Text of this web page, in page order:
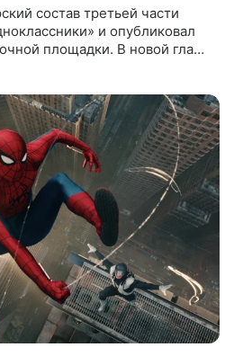
состав третьей части
и опубликовал
площадки. В новой главе